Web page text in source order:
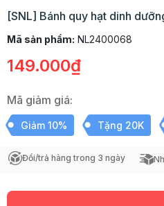
[SNL] Bánh quy hạt dinh
Mã sản phẩm: NL2400068
149.000₫
Mã giảm giá:
Giảm 10% Tặng 20K
Đổi/trả hàng trong 3 ngày